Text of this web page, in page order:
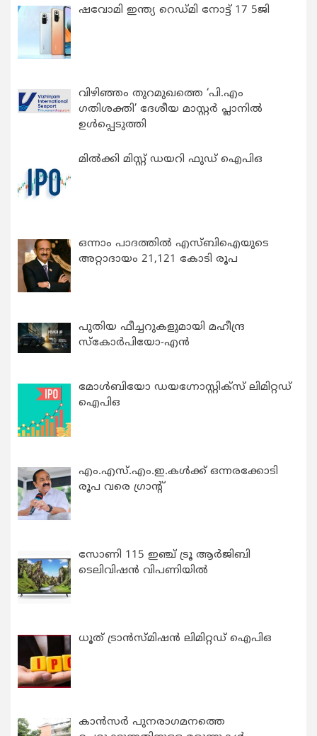
ഷവോമി ഇന്ത്യ റെഡ്മി നോട്ട് 17 5ജി
വിഴിഞ്ഞം തുറമുഖത്തെ ‘പി.എം
ഗതിശക്തി’ ദേശീയ മാസ്റ്റർ പ്ലാനിൽ
ഉൾപ്പെടുത്തി
മിൽക്കി മിസ്റ്റ് ഡയറി ഫുഡ് ഐപിഒ
ഒന്നാം പാദത്തിൽ എസ്ബിഐയുടെ
അറ്റാദായം 21,121 കോടി രൂപ
പുതിയ ഫീച്ചറുകളുമായി മഹീന്ദ്ര
സ്കോർപിയോ-എൻ
മോൾബിയോ ഡയഗ്നോസ്റ്റിക്സ് ലിമിറ്റഡ്
ഐപിഒ
എം.എസ്.എം.ഇ.കൾക്ക് ഒന്നരക്കോടി
രൂപ വരെ ഗ്രാന്റ്
സോണി 115 ഇഞ്ച് ട്രൂ ആർജിബി
ടെലിവിഷൻ വിപണിയിൽ
ധൂത് ട്രാൻസ്മിഷൻ ലിമിറ്റഡ് ഐപിഒ
കാന്‍സര്‍ പുനരാഗമനത്തെ